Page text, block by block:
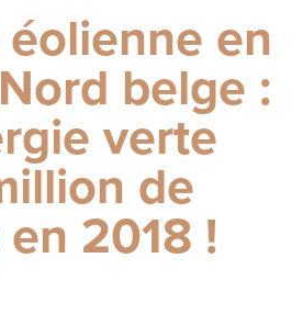
en
belge :
verte
de
2018 !